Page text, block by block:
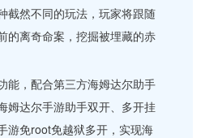
截然不同的玩法，玩家将跟随
的离奇命案，挖掘被埋藏的赤
能，配合第三方海姆达尔助手
姆达尔手游助手双开、多开挂
游免root免越狱多开，实现海